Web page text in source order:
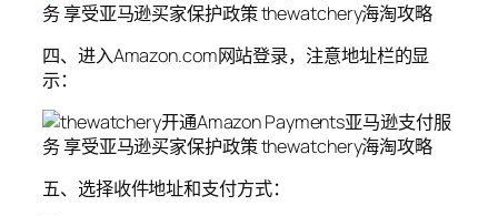
四、进入Amazon.com网站登录，注意地址栏的显
示：
五、选择收件地址和支付方式：